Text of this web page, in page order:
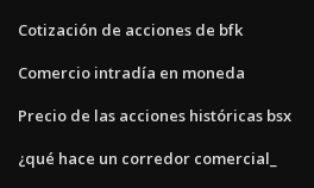
Cotización de acciones de bfk
Comercio intradía en moneda
Precio de las acciones históricas bsx
¿qué hace un corredor comercial_